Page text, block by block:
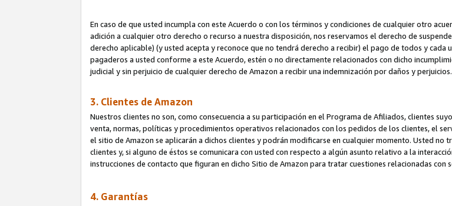
En caso de que usted incumpla con este Acuerdo o con los términos y condiciones de cualquier otro
adición a cualquier otro derecho o recurso a nuestra disposición, nos reservamos el derecho de
derecho aplicable) (y usted acepta y reconoce que no tendrá derecho a recibir) el pago de todos y cada
pagaderos a usted conforme a este Acuerdo, estén o no directamente relacionados con dicho
judicial y sin perjuicio de cualquier derecho de Amazon a recibir una indemnización por daños y perjuicios.
3. Clientes de Amazon
Nuestros clientes no son, como consecuencia a su participación en el Programa de Afiliados, clientes
venta, normas, políticas y procedimientos operativos relacionados con los pedidos de los clientes, el
el sitio de Amazon se aplicarán a dichos clientes y podrán modificarse en cualquier momento. Usted no
clientes y, si alguno de éstos se comunicara con usted con respecto a algún asunto relativo a la
instrucciones de contacto que figuran en dicho Sitio de Amazon para tratar cuestiones relacionadas con
4. Garantías